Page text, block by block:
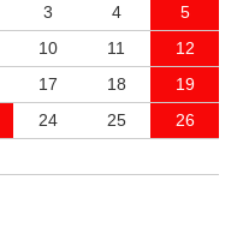
3 4
5
10 11
12
17 18
19
24 25
26